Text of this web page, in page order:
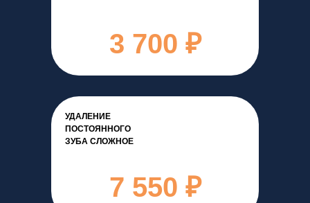
3 700 ₽
7 550 ₽
УДАЛЕНИЕ
ПОСТОЯННОГО
ЗУБА СЛОЖНОЕ